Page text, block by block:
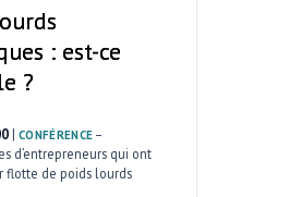
: est-ce
?
| CONFÉRENCE –
d’entrepreneurs qui ont
flotte de poids lourds